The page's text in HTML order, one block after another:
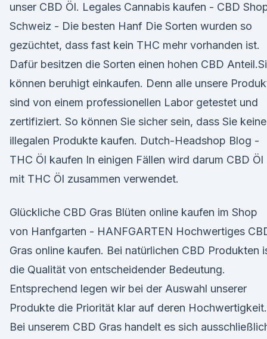
unser CBD Öl. Legales Cannabis kaufen - CBD
Schweiz - Die besten Hanf Die Sorten wurden so
gezüchtet, dass fast kein THC mehr vorhanden ist.
Dafür besitzen die Sorten einen hohen CBD
können beruhigt einkaufen. Denn alle unsere
sind von einem professionellen Labor getestet und
zertifiziert. So können Sie sicher sein, dass Sie keine
illegalen Produkte kaufen. Dutch-Headshop Blog -
THC Öl kaufen In einigen Fällen wird darum CBD Öl
mit THC Öl zusammen verwendet.
Glückliche CBD Gras Blüten online kaufen im Shop
von Hanfgarten - HANFGARTEN Hochwertiges
Gras online kaufen. Bei natürlichen CBD Produkten
die Qualität von entscheidender Bedeutung.
Entsprechend legen wir bei der Auswahl unserer
Produkte die Priorität klar auf deren Hochwertigkeit.
Bei unserem CBD Gras handelt es sich